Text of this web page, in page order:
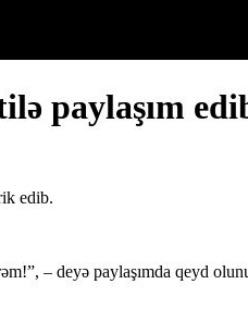
paylaşım
edib.
– deyə paylaşımda qeyd